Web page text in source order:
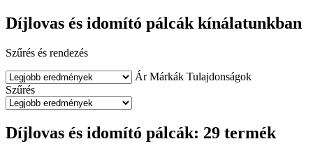
Díjlovas és idomító pálcák kínálatunkban
Szűrés és rendezés
Ár Márkák Tulajdonságok
Szűrés
Díjlovas és idomító pálcák: 29 termék